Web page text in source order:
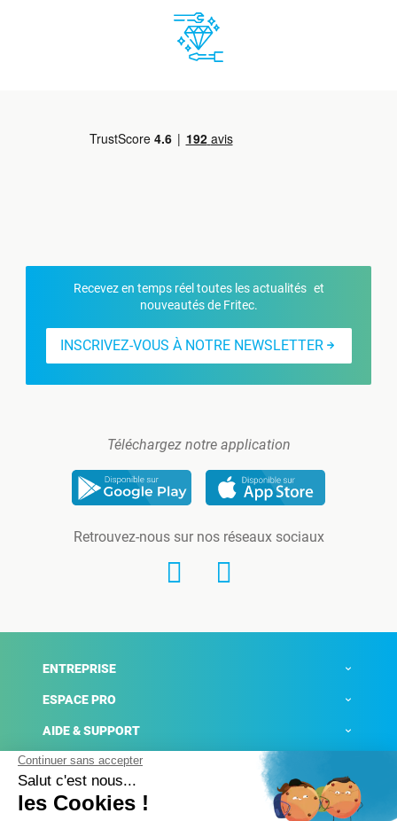
Recevez en temps réel toutes les actualités et
nouveautés de Fritec.
INSCRIVEZ-VOUS À NOTRE NEWSLETTER
Téléchargez notre application
Retrouvez-nous sur nos réseaux sociaux
ENTREPRISE
ESPACE PRO
AIDE & SUPPORT
ACTUALITÉS